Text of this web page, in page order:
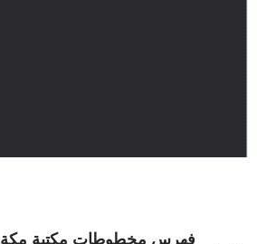
فهرس مخطوطات مكتبة مكة